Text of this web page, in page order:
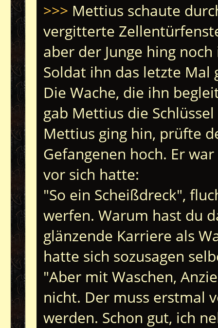
>>> Mettius schaute
vergitterte
aber der Junge hing
Soldat ihn das letzte
Die Wache, die ihn
gab Mettius die
Mettius ging hin, prüfte
Gefangenen hoch. Er
vor sich hatte:
"So ein Scheißdreck",
werfen. Warum hast du
glänzende Karriere als
hatte sich sozusagen
"Aber mit Waschen,
nicht. Der muss erstmal
werden. Schon gut, ich